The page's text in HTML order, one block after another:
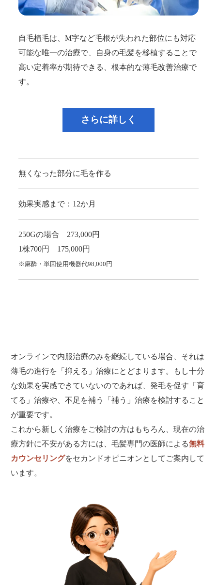
自毛植毛は、M字など毛根が失われた部位にも対応
可能な唯一の治療で、自身の毛髪を移植することで
高い定着率が期待できる、根本的な薄毛改善治療で
す。
さらに詳しく
無くなった部分に毛を作る
効果実感まで：12か月
250Gの場合 273,000円
1株700円 175,000円
※麻酔・単回使用機器代98,000円
オンラインで内服治療のみを継続している場合、それは
薄毛の進行を「抑える」治療にとどまります。もし十分
な効果を実感できていないのであれば、発毛を促す「育
てる」治療や、不足を補う「補う」治療を検討すること
が重要です。
これから新しく治療をご検討の方はもちろん、現在の治
療方針に不安がある方には、毛髪専門の医師による無料
カウンセリングをセカンドオピニオンとしてご案内して
います。